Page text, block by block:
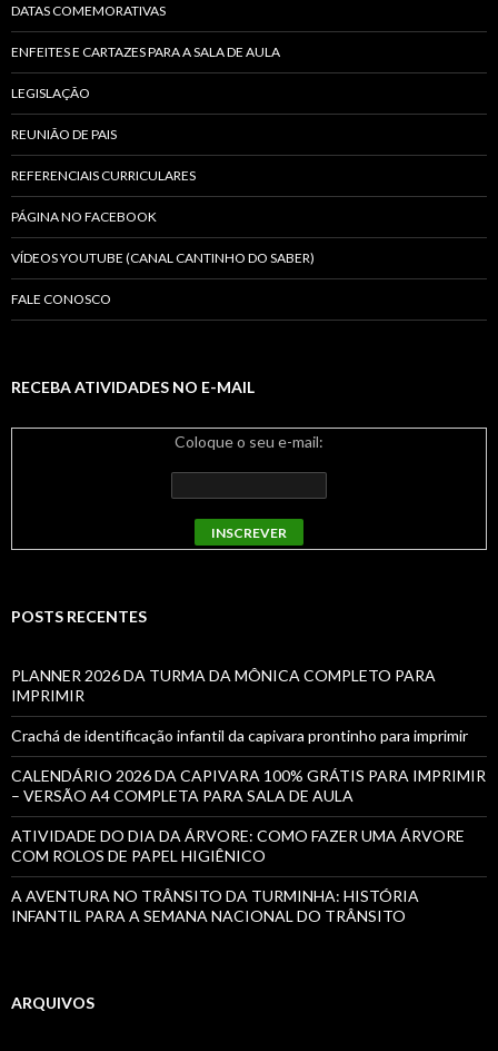
DATAS COMEMORATIVAS
ENFEITES E CARTAZES PARA A SALA DE AULA
LEGISLAÇÃO
REUNIÃO DE PAIS
REFERENCIAIS CURRICULARES
PÁGINA NO FACEBOOK
VÍDEOS YOUTUBE (CANAL CANTINHO DO SABER)
FALE CONOSCO
RECEBA ATIVIDADES NO E-MAIL
Coloque o seu e-mail:
POSTS RECENTES
PLANNER 2026 DA TURMA DA MÔNICA COMPLETO PARA
IMPRIMIR
Crachá de identificação infantil da capivara prontinho para imprimir
CALENDÁRIO 2026 DA CAPIVARA 100% GRÁTIS PARA IMPRIMIR
– VERSÃO A4 COMPLETA PARA SALA DE AULA
ATIVIDADE DO DIA DA ÁRVORE: COMO FAZER UMA ÁRVORE
COM ROLOS DE PAPEL HIGIÊNICO
A AVENTURA NO TRÂNSITO DA TURMINHA: HISTÓRIA
INFANTIL PARA A SEMANA NACIONAL DO TRÂNSITO
ARQUIVOS